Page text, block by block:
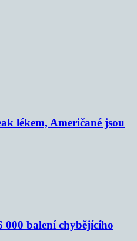
lékem, Američané jsou
000 balení chybějícího